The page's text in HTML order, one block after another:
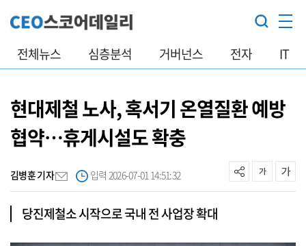
전체뉴스 심층분석 거버넌스 전자 IT
현대제철 노사, 혹서기 온열질환 예방
협약…휴게시설도 확충
김병훈 기자 입력 2026-07-01 14:51:32
당진제철소 시작으로 국내 전 사업장 확대